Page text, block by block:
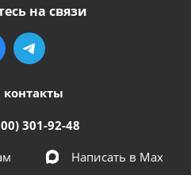
на связи
301-92-48
Написать в Мах